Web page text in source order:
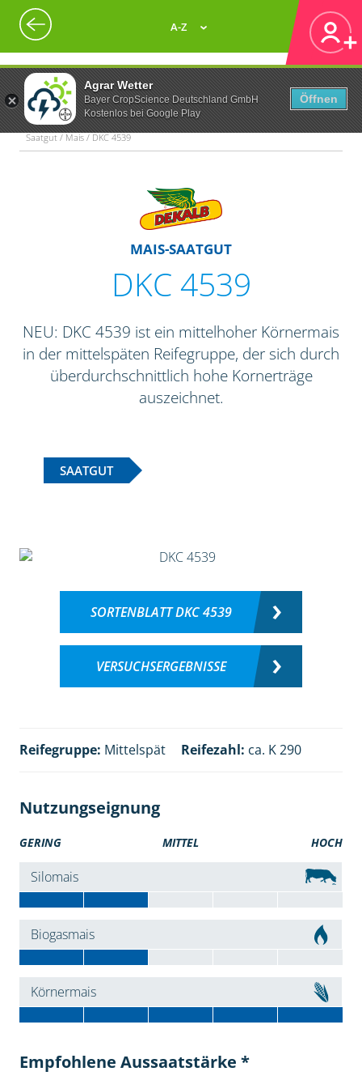
Agrar Wetter
Bayer CropScience Deutschland GmbH
Kostenlos bei Google Play
Öffnen
A-Z
Saatgut / Mais / DKC 4539
MAIS-SAATGUT
DKC 4539
NEU: DKC 4539 ist ein mittelhoher Körnermais
in der mittelspäten Reifegruppe, der sich durch
überdurchschnittlich hohe Kornerträge
auszeichnet.
SAATGUT
SORTENBLATT DKC 4539
VERSUCHSERGEBNISSE
Reifegruppe: Mittelspät Reifezahl: ca. K 290
Nutzungseignung
GERING MITTEL HOCH
Silomais
Biogasmais
Körnermais
Empfohlene Aussaatstärke *